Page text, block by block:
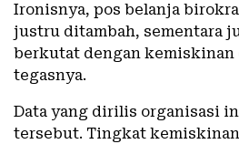
Ironisnya, pos belanja
justru ditambah, sementara
berkutat dengan kemiskinan
tegasnya.
Data yang dirilis organisasi
tersebut. Tingkat